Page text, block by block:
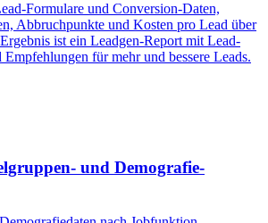
Formulare und Conversion-Daten,
Abbruchpunkte und Kosten pro Lead über
ist ein Leadgen-Report mit Lead-
für mehr und bessere Leads.
und Demografie-